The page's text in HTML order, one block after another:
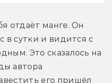
отдаёт манге. Он
в сутки и видится с
Это сказалось на
автора
его пришёл